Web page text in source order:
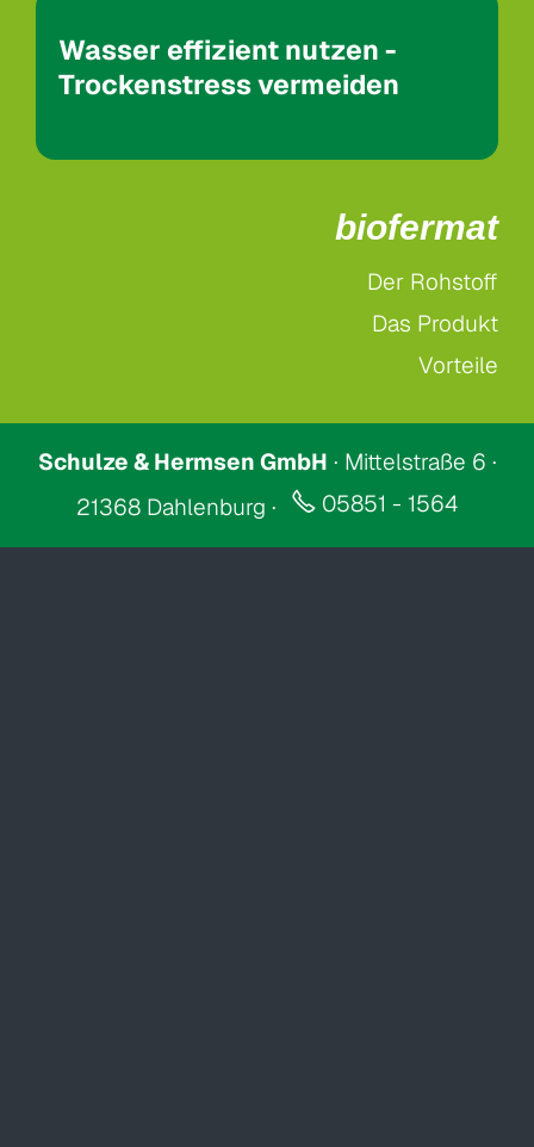
Wasser effizient nutzen -
Trockenstress vermeiden
biofermat
Der Rohstoff
Das Produkt
Vorteile
Schulze & Hermsen GmbH · Mittelstraße 6 ·
21368 Dahlenburg ·
05851 - 1564